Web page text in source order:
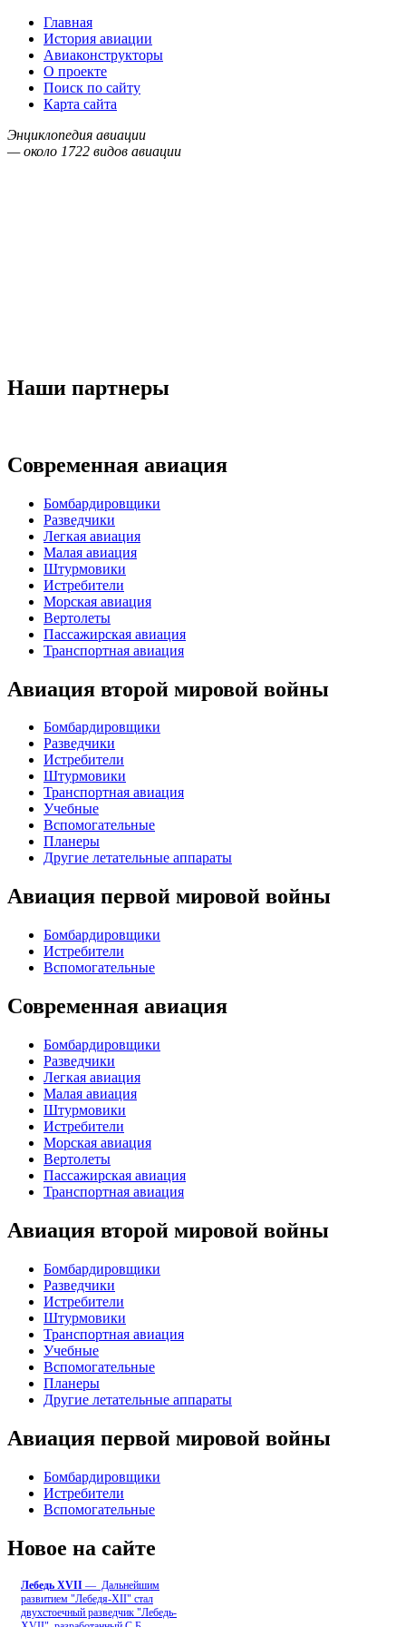
Главная
История авиации
Авиаконструкторы
О проекте
Поиск по сайту
Карта сайта
Энциклопедия авиации
— около 1722 видов авиации
Наши партнеры
Современная авиация
Бомбардировщики
Разведчики
Легкая авиация
Малая авиация
Штурмовики
Истребители
Морская авиация
Вертолеты
Пассажирская авиация
Транспортная авиация
Авиация второй мировой войны
Бомбардировщики
Разведчики
Истребители
Штурмовики
Транспортная авиация
Учебные
Вспомогательные
Планеры
Другие летательные аппараты
Авиация первой мировой войны
Бомбардировщики
Истребители
Вспомогательные
Современная авиация
Бомбардировщики
Разведчики
Легкая авиация
Малая авиация
Штурмовики
Истребители
Морская авиация
Вертолеты
Пассажирская авиация
Транспортная авиация
Авиация второй мировой войны
Бомбардировщики
Разведчики
Истребители
Штурмовики
Транспортная авиация
Учебные
Вспомогательные
Планеры
Другие летательные аппараты
Авиация первой мировой войны
Бомбардировщики
Истребители
Вспомогательные
Новое на сайте
Лебедь ХVII — Дальнейшим
развитием "Лебедя-ХII" стал
двухстоечный разведчик "Лебедь-